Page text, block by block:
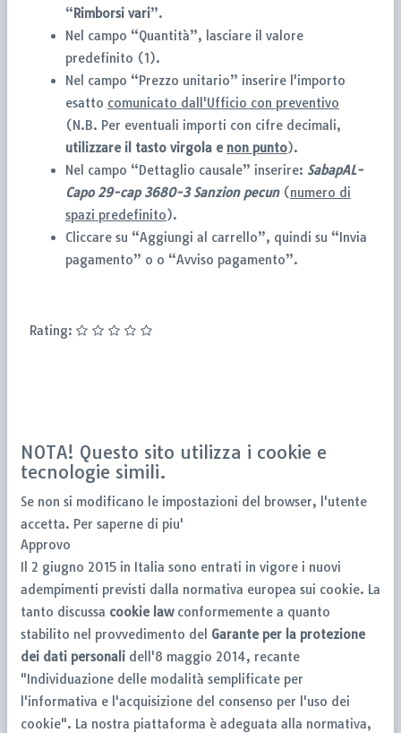
“Rimborsi vari”.
Nel campo “Quantità”, lasciare il valore
predefinito (1).
Nel campo “Prezzo unitario” inserire l'importo
esatto comunicato dall'Ufficio con preventivo
(N.B. Per eventuali importi con cifre decimali,
utilizzare il tasto virgola e non punto).
Nel campo “Dettaglio causale” inserire: SabapAL-
Capo 29-cap 3680-3 Sanzion pecun(numero di
spazi predefinito).
Cliccare su “Aggiungi al carrello”, quindi su “Invia
pagamento” o o “Avviso pagamento”.
Rating:
NOTA! Questo sito utilizza i cookie e
tecnologie simili.
Se non si modificano le impostazioni del browser, l'utente
accetta. Per saperne di piu'
Approvo
Il 2 giugno 2015 in Italia sono entrati in vigore i nuovi
adempimenti previsti dalla normativa europea sui cookie. La
tanto discussa cookie lawconformemente a quanto
stabilito nel provvedimento del Garante per la protezione
dei dati personali dell'8 maggio 2014, recante
"Individuazione delle modalità semplificate per
l'informativa e l'acquisizione del consenso per l'uso dei
cookie". La nostra piattaforma è adeguata alla normativa,